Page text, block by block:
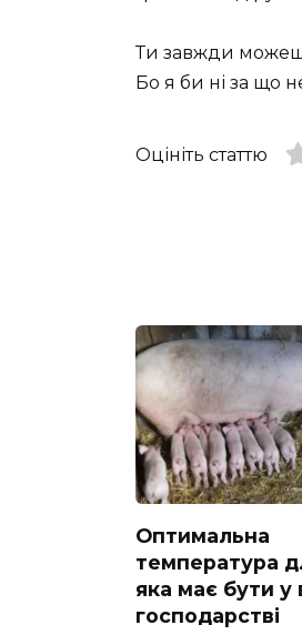
Ти завжди можеш
Бо я би ні за що
Оцініть статтю
Оптимальна
температура
яка має бути
господарстві